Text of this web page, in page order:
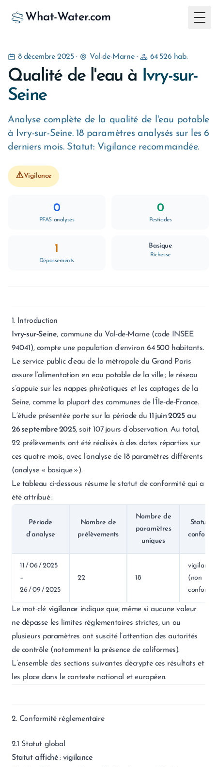
What-Water.com
8 décembre 2025· Val-de-Marne· 64 526 hab.
Qualité de l'eau à Ivry-sur-
Seine
Analyse complète de la qualité de l'eau potable
à Ivry-sur-Seine. 18 paramètres analysés sur les 6
derniers mois. Statut: Vigilance recommandée.
⚠️Vigilance
0
PFAS analysés
0
Pesticides
1
Dépassements
Basique
Richesse
1. Introduction
Ivry‑sur‑Seine, commune du Val‑de‑Marne (code INSEE
94041), compte une population d’environ 64 500 habitants.
Le service public d’eau de la métropole du Grand Paris
assure l’alimentation en eau potable de la ville ; le réseau
s’appuie sur les nappes phréatiques et les captages de la
Seine, comme la plupart des communes de l’Île‑de‑France.
L’étude présentée porte sur la période du11 juin 2025 au
26 septembre 2025, soit 107 jours d’observation. Au total,
22 prélèvements ont été réalisés à des dates réparties sur
ces quatre mois, avec l’analyse de 18 paramètres différents
(analyse « basique »).
Le tableau ci‑dessous résume le statut de conformité qui a
été attribué :
Période
d’analyse
Nombre de
prélèvements
Nombre de
paramètres
uniques
Statut
11 / 06 / 2025
–
26 / 09 / 2025
22 18
vigilance
(non
Le mot‑clé vigilance indique que, même si aucune valeur
ne dépasse les limites réglementaires strictes, un ou
plusieurs paramètres ont suscité l’attention des autorités
de contrôle (notamment la présence de coliformes).
L’ensemble des sections suivantes décrypte ces résultats et
les place dans le contexte national et européen.
2. Conformité réglementaire
2.1 Statut global
Statut affiché:vigilance